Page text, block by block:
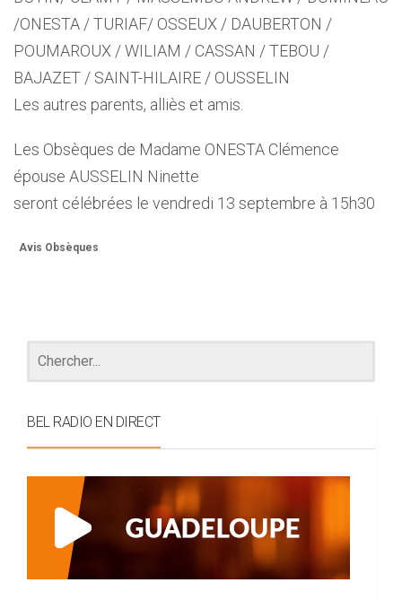
/ONESTA / TURIAF/ OSSEUX / DAUBERTON /
POUMAROUX / WILIAM / CASSAN / TEBOU /
BAJAZET / SAINT-HILAIRE / OUSSELIN
Les autres parents, alliès et amis.
Les Obsèques de Madame ONESTA Clémence
épouse AUSSELIN Ninette
seront célébrées le vendredi 13 septembre à 15h30
Avis Obsèques
BEL RADIO EN DIRECT